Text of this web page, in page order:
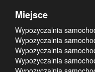
Miejsce
Wypozyczalnia
Wypozyczalnia
Wypozyczalnia
Wypozyczalnia